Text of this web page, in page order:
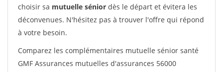
choisir sa mutuelle sénior dès le départ et évitera les
déconvenues. N'hésitez pas à trouver l'offre qui répond
à votre besoin.
Comparez les complémentaires mutuelle sénior santé
GMF Assurances mutuelles d'assurances 56000